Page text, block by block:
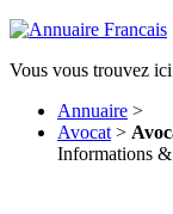
Vous vous trouvez
Annuaire >
Avocat >
Informations &